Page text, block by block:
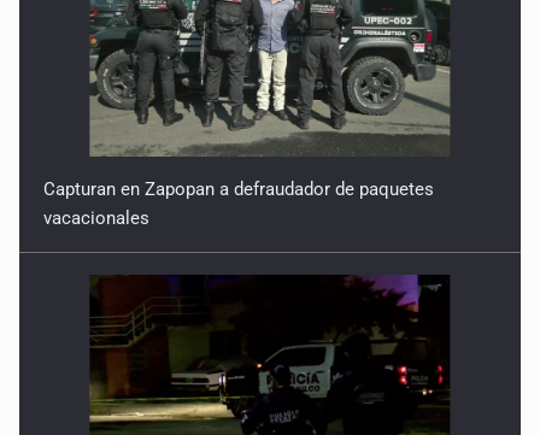
4 de Febrero de 2026
Capturan en Zapopan a defraudador de paquetes
vacacionales